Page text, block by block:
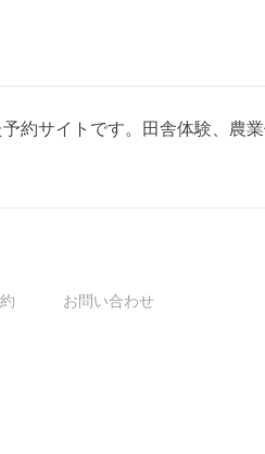
約サイトです。田舎体験、農
お問い合わせ